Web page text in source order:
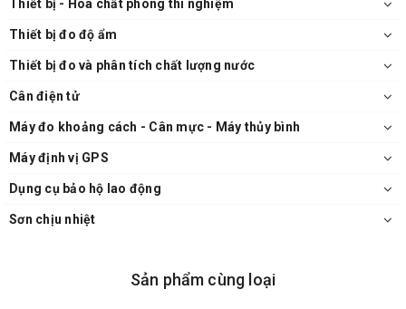
Thiết bị - Hóa chất phòng thí nghiệm
Thiết bị đo độ ẩm
Thiết bị đo và phân tích chất lượng nước
Cân điện tử
Máy đo khoảng cách - Cân mực - Máy thủy bình
Máy định vị GPS
Dụng cụ bảo hộ lao động
Sơn chịu nhiệt
Sản phẩm cùng loại